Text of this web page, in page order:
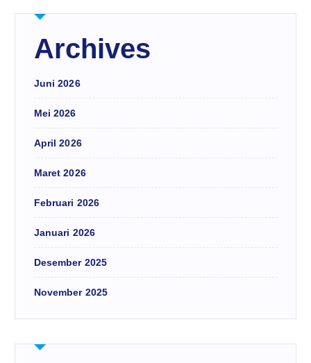
Archives
Juni 2026
Mei 2026
April 2026
Maret 2026
Februari 2026
Januari 2026
Desember 2025
November 2025